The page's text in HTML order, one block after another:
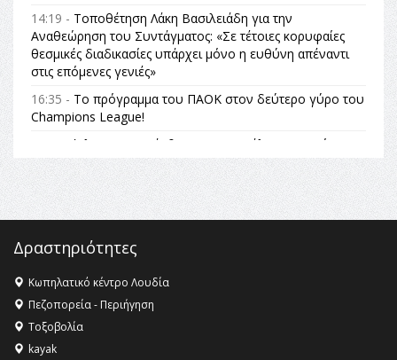
14:19 - Τοποθέτηση Λάκη Βασιλειάδη για την
Αναθεώρηση του Συντάγματος: «Σε τέτοιες κορυφαίες
θεσμικές διαδικασίες υπάρχει μόνο η ευθύνη απέναντι
στις επόμενες γενιές»
16:35 - Το πρόγραμμα του ΠΑΟΚ στον δεύτερο γύρο του
Champions League!
Όλυμπος: Εντάχθηκε στον Κατάλογο Παγκόσμιας
Κληρονομιάς της UNESCO – Ομόφωνη η απόφαση Ο
Όλυμπος αναγνωρίστηκε ως φυσικό και πολιτιστικό
αγαθό εξέχουσας οικουμενικής αξίας για την
ανθρωπότητα
16:18 -ΕΝΟΡΙΑΚΕΣ ΚΑΛΟΚΑΙΡΙΝΕΣ ΔΡΑΣΕΙΣ ΓΙΑ ΠΑΙΔΙΑ
ΣΤΗΝ ΕΔΕΣΣΑ
16:15 -Εργασίες συντήρησης οδοφωτισμού στην Ενωτική
Οδό Σίνδου από την Περιφέρεια Κεντρικής Μακεδονίας
11:36 -Λάκης Βασιλειάδης, Συνέντευξη PellaFm 103,3 για
το Μουσείο της Πέλλας, Λουτρά Πόζαρ και Χιονοδρομικό
Δραστηριότητες
Κωπηλατικό κέντρο Λουδία
Πεζοπορεία - Περιήγηση
Τοξοβολία
kayak